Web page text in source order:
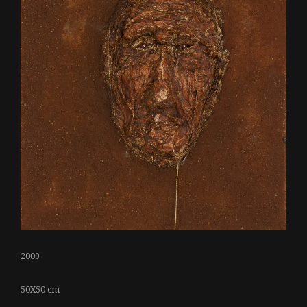
2009
50X50 cm